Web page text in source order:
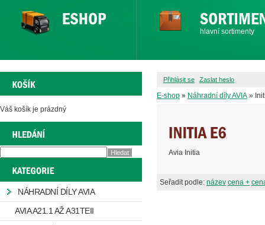
hlavní sortimenty
Přihlásit se Zaslat heslo
E-shop » Náhradní díly AVIA »
Avia Initia
Seřadit podle: název cena +
Váš košík je prázdný
NÁHRADNÍ DÍLY AVIA
AVIA A21.1 AŽ A31TEII